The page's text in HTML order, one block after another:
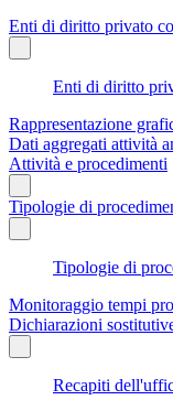
Enti di diritto privato
Enti di diritto
Rappresentazione
Dati aggregati attività
Attività e procedimenti
Tipologie di
Tipologie di
Monitoraggio tempi
Dichiarazioni
Recapiti